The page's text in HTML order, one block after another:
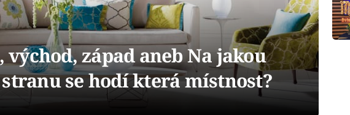
východ, západ aneb Na jakou
se hodí která místnost?